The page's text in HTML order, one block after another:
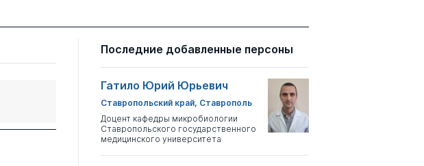
Последние добавленные персоны
Гатило Юрий Юрьевич
Ставропольский край, Ставрополь
Доцент кафедры микробиологии
Ставропольского государственного
медицинского университета